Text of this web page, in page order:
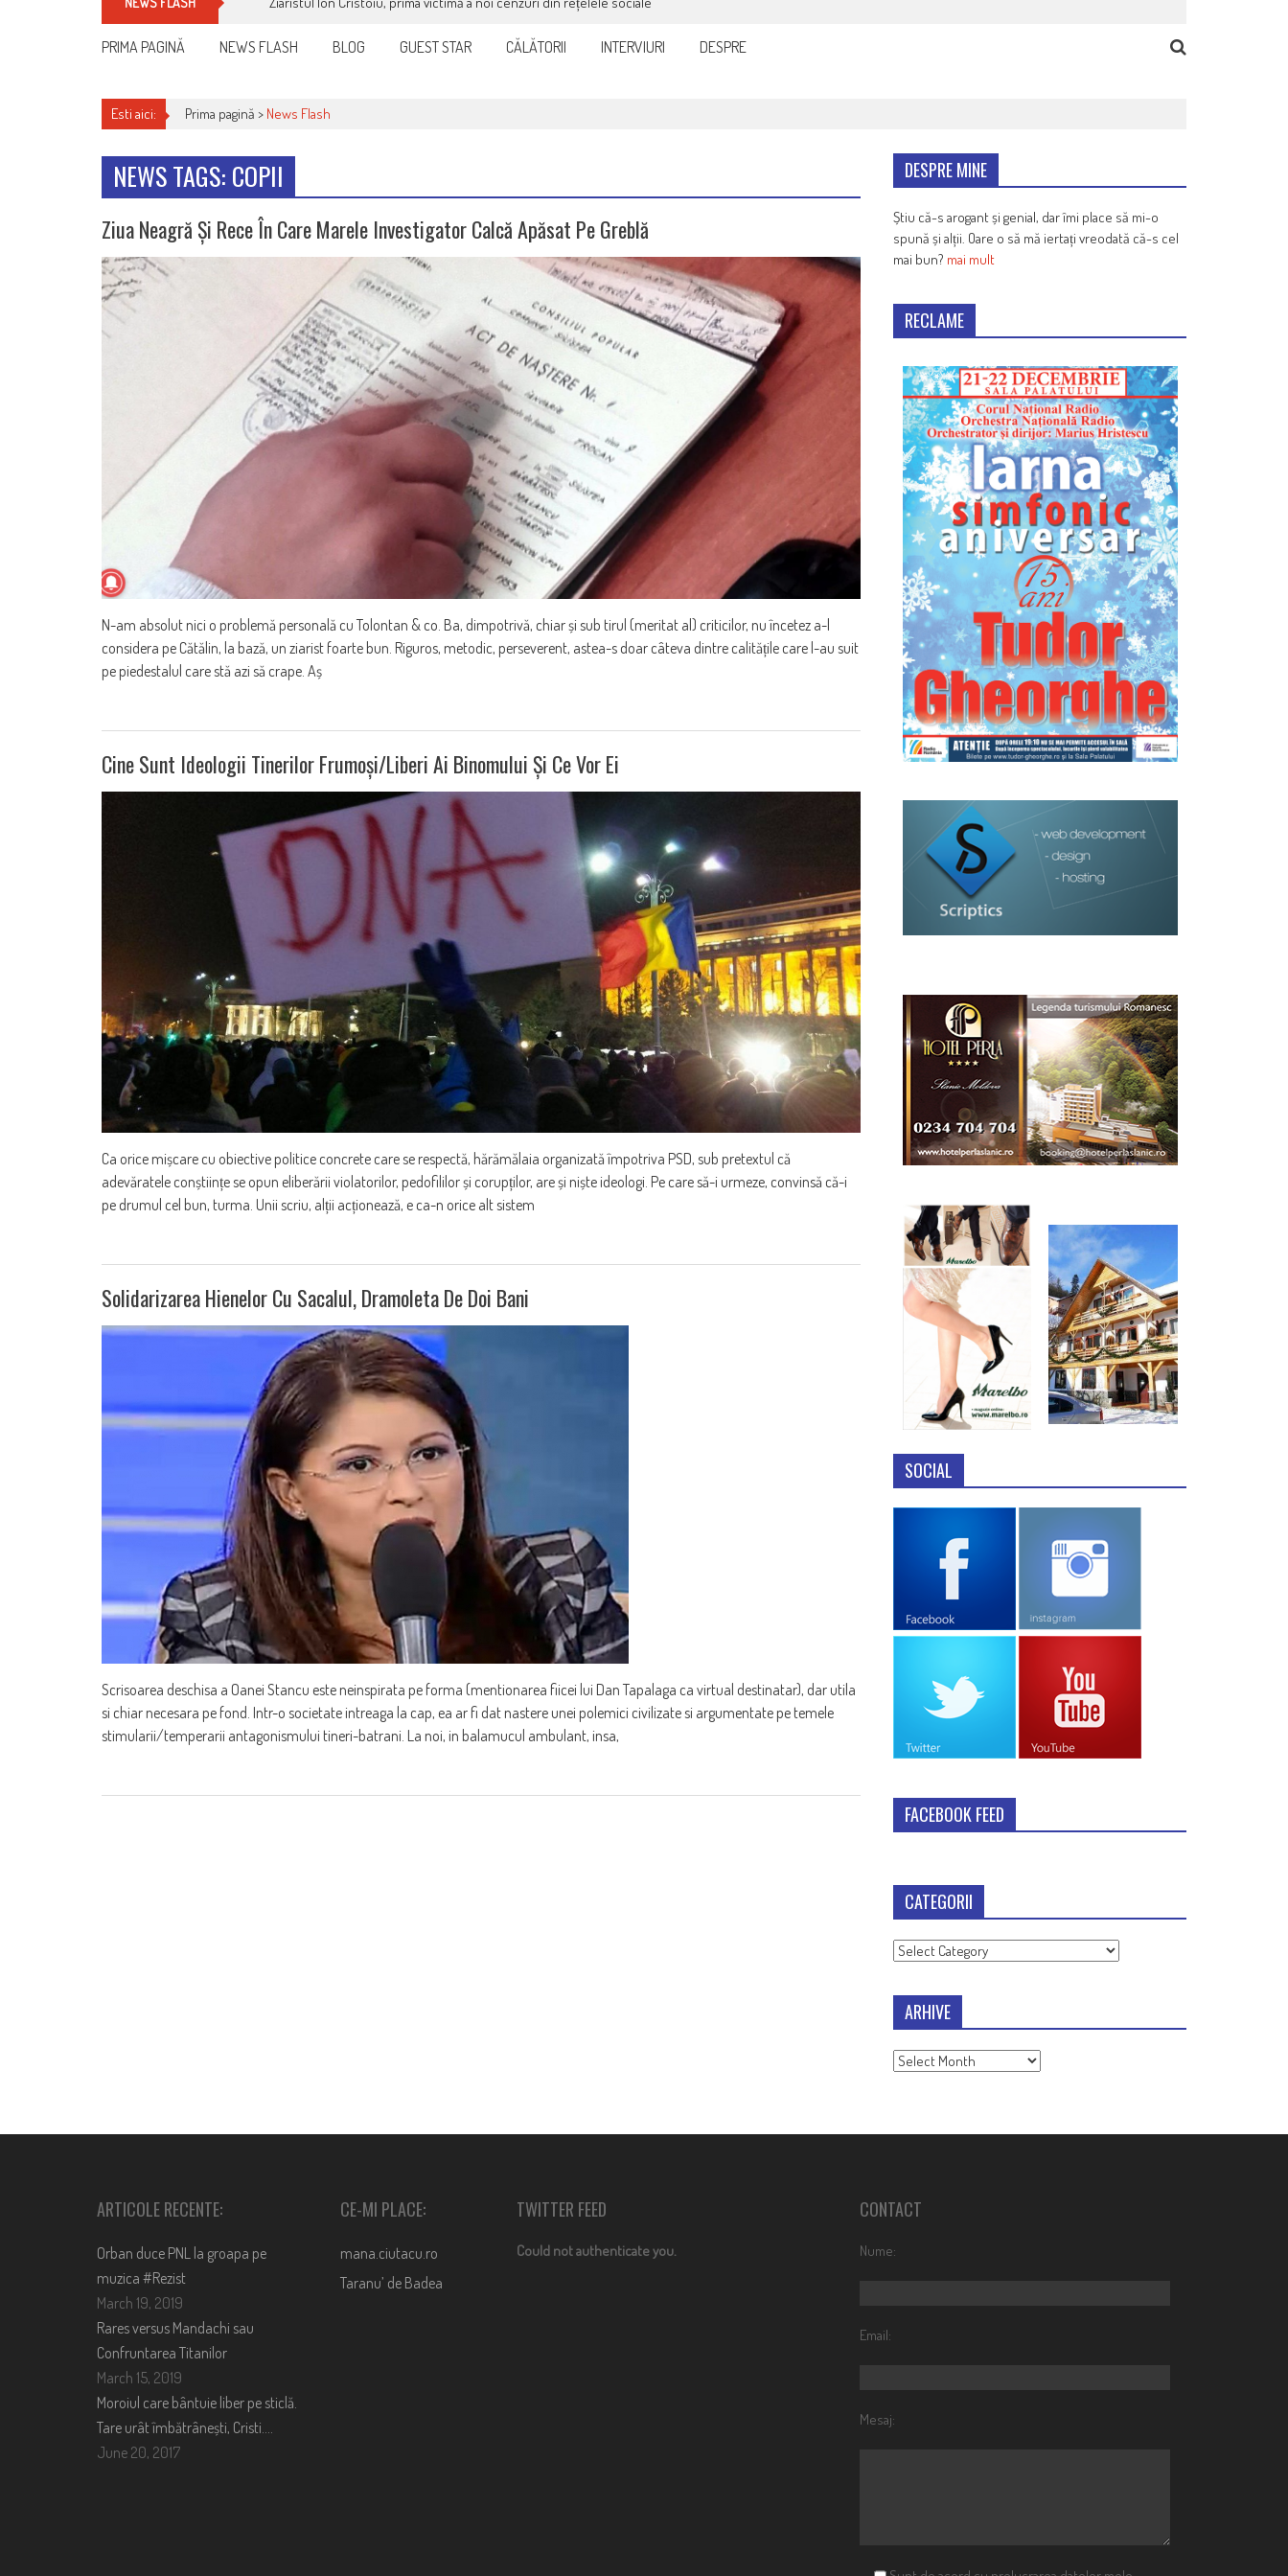
PRIMA PAGINĂ NEWS FLASH BLOG GUEST STAR CĂLĂTORII INTERVIURI DESPRE
Esti aici: Prima pagină > News Flash
NEWS TAGS: COPII
Ziua Neagră Și Rece În Care Marele Investigator Calcă Apăsat Pe Greblă
N-am absolut nici o problemă personală cu Tolontan & co. Ba, dimpotrivă, chiar și sub tirul (meritat al) criticilor, nu încetez a-l
considera pe Cătălin, la bază, un ziarist foarte bun. Riguros, metodic, perseverent, astea-s doar câteva dintre calitățile care l-au suit
pe piedestalul care stă azi să crape. Aș
Cine Sunt Ideologii Tinerilor Frumoși/liberi Ai Binomului Și Ce Vor Ei
Ca orice mișcare cu obiective politice concrete care se respectă, hărămălaia organizată împotriva PSD, sub pretextul că
adevăratele conștiințe se opun eliberării violatorilor, pedofililor și corupților, are și niște ideologi. Pe care să-i urmeze, convinsă că-i
pe drumul cel bun, turma. Unii scriu, alții acționează, e ca-n orice alt sistem
Solidarizarea Hienelor Cu Sacalul, Dramoleta De Doi Bani
Scrisoarea deschisa a Oanei Stancu este neinspirata pe forma (mentionarea fiicei lui Dan Tapalaga ca virtual destinatar), dar utila
si chiar necesara pe fond. Intr-o societate intreaga la cap, ea ar fi dat nastere unei polemici civilizate si argumentate pe temele
stimularii/temperarii antagonismului tineri-batrani. La noi, in balamucul ambulant, insa,
DESPRE MINE
Știu că-s arogant și genial, dar îmi place să mi-o
spună și alții. Oare o să mă iertați vreodată că-s cel
mai bun? mai mult
RECLAME
SOCIAL
FACEBOOK FEED
CATEGORII
Categorii
ARHIVE
Arhive
ARTICOLE RECENTE:
Orban duce PNL la groapa pe
muzica #Rezist
March 19, 2019
Rares versus Mandachi sau
Confruntarea Titanilor
March 15, 2019
Moroiul care bântuie liber pe sticlă.
Tare urât îmbătrânești, Cristi….
June 20, 2017
CE-MI PLACE:
mana.ciutacu.ro
Taranu’ de Badea
TWITTER FEED
Could not authenticate you.
CONTACT
Nume:
Email:
Mesaj: